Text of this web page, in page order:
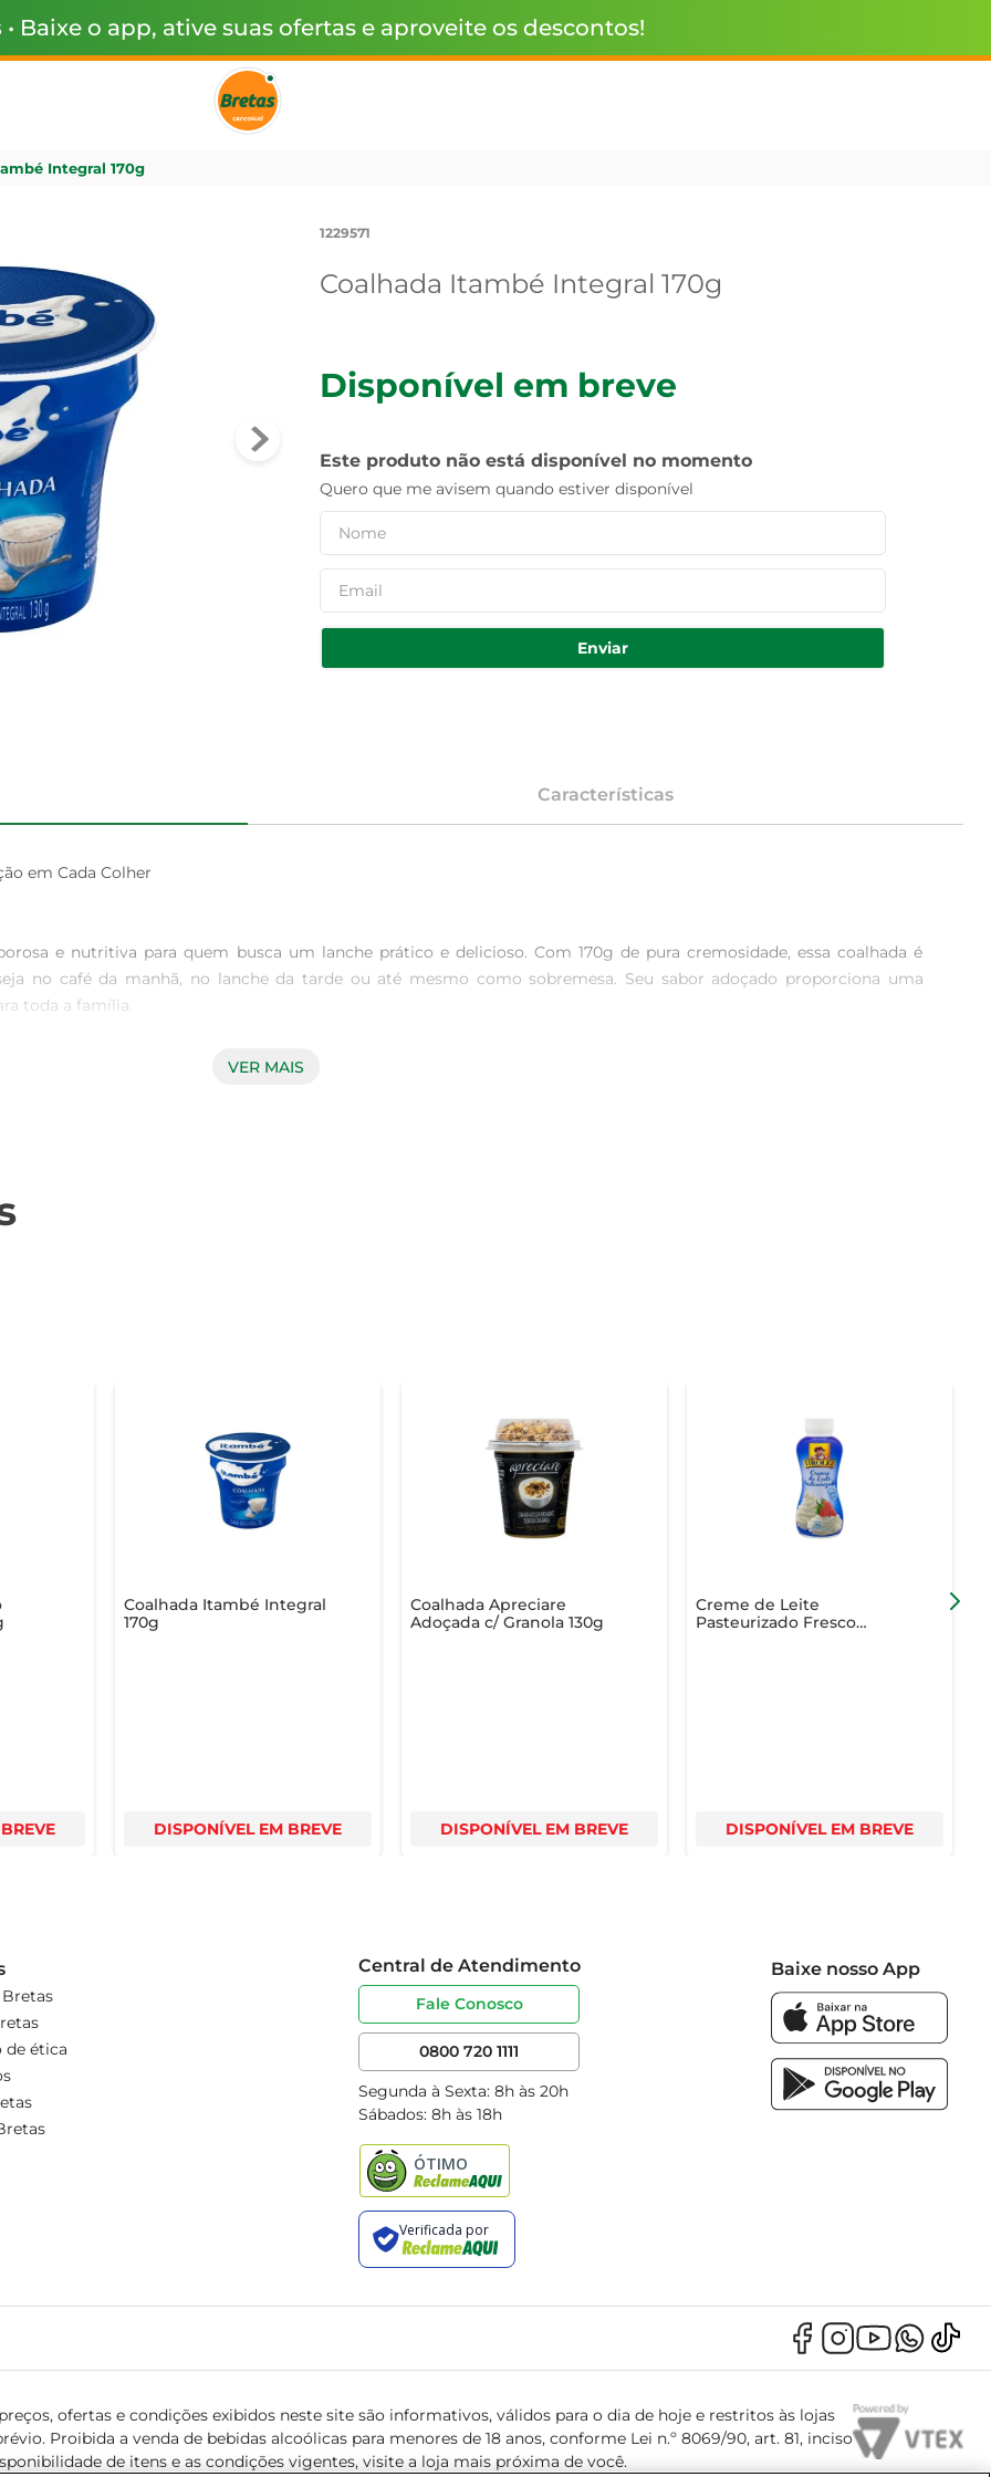
• Baixe o app, ative suas ofertas e aproveite os descontos!
Integral 170g
1229571
Coalhada Itambé Integral 170g
Disponível em breve
Este produto não está disponível no momento
Quero que me avisem quando estiver disponível
Enviar
Características
em Cada Colher
e nutritiva para quem busca um lanche prático e delicioso. Com 170g de pura cremosidade, essa coalhada é
no café da manhã, no lanche da tarde ou até mesmo como sobremesa. Seu sabor adoçado proporciona uma
toda a família.
Adoçada pode ser utilizada em diversas receitas. Experimente adicioná-la a vitaminas, saladas de frutas ou como
e saborosa para quem valoriza qualidade e nutrição em sua alimentação. Experimente e descubra como esse
VER MAIS
Coalhada Itambé Integral
170g
DISPONÍVEL EM BREVE
Coalhada Apreciare
Adoçada c/ Granola 130g
DISPONÍVEL EM BREVE
Creme de Leite
Pasteurizado Fresco
DISPONÍVEL EM BREVE
de ética
Central de Atendimento
Fale Conosco
0800 720 1111
Segunda à Sexta: 8h às 20h
Sábados: 8h às 18h
Baixe nosso App
ofertas e condições exibidos neste site são informativos, válidos para o dia de hoje e restritos às lojas
Proibida a venda de bebidas alcoólicas para menores de 18 anos, conforme Lei n.º 8069/90, art. 81, inciso
de itens e as condições vigentes, visite a loja mais próxima de você.